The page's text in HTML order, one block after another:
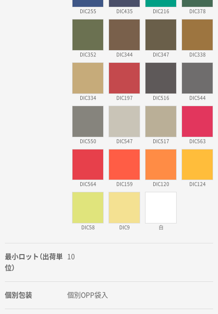
DIC255 DIC435 DIC216 DIC378
DIC352 DIC344 DIC347 DIC338
DIC334 DIC197 DIC516 DIC544
DIC550 DIC547 DIC517 DIC563
DIC564 DIC159 DIC120 DIC124
DIC58 DIC9 白
最小ロット（出荷単
位）
10
個別包装 個別OPP袋入